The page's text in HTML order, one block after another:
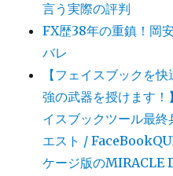
言う実際の評判
FX歴38年の重鎮！岡
バレ
【フェイスブックを
強の武器を授けます
イスブックツール最
エスト /
ケージ版のMIRACLE